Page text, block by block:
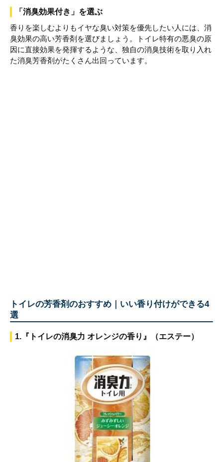
「消臭効果付き」を選ぶ
香りを楽しむよりもイヤな臭い対策を優先したい人には、消
臭効果の高い芳香剤を選びましょう。トイレ特有の悪臭の原
因に直接効果を発揮するような、独自の消臭技術を取り入れ
た消臭芳香剤がたくさん出回っています。
トイレの芳香剤のおすすめ｜いい香り付けができる4
選
1.『トイレの消臭力 オレンジの香り』（エステー）